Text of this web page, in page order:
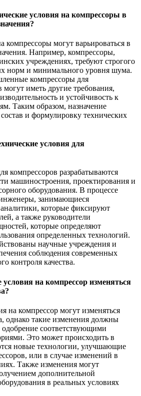
условия на компрессоры в
компрессоры могут варьироваться в
Например, компрессоры,
учреждениях, требуют строгого
норм и минимального уровня шума.
компрессоры для
могут иметь другие требования,
и устойчивость к
Таким образом, назначение
и формулировку технических
условия для
компрессоров разрабатываются
машиностроения, проектирования и
оборудования. В процессе
занимающиеся
которые фиксируют
а также руководители
которые определяют
определенных технологий.
научные учреждения и
соблюдения современных
контроля качества.
на компрессор изменяться
на компрессор могут изменяться
однако такие изменения должны
одобрение соответствующими
Это может происходить в
новые технологии, улучшающие
или в случае изменений в
Также изменения могут
дополнительной
в реальных условиях